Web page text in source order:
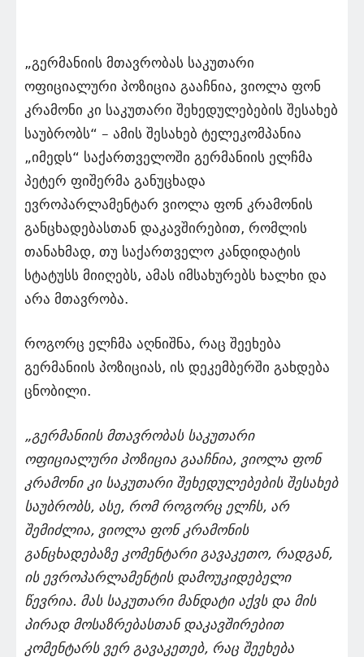
„გერმანიის მთავრობას საკუთარი
ოფიციალური პოზიცია გააჩნია, ვიოლა ფონ
კრამონი კი საკუთარი შეხედულებების შესახებ
საუბრობს“ – ამის შესახებ ტელეკომპანია
„იმედს“ საქართველოში გერმანიის ელჩმა
პეტერ ფიშერმა განუცხადა
ევროპარლამენტარ ვიოლა ფონ კრამონის
განცხადებასთან დაკავშირებით, რომლის
თანახმად, თუ საქართველო კანდიდატის
სტატუსს მიიღებს, ამას იმსახურებს ხალხი და
არა მთავრობა.
როგორც ელჩმა აღნიშნა, რაც შეეხება
გერმანიის პოზიციას, ის დეკემბერში გახდება
ცნობილი.
„გერმანიის მთავრობას საკუთარი
ოფიციალური პოზიცია გააჩნია, ვიოლა ფონ
კრამონი კი საკუთარი შეხედულებების შესახებ
საუბრობს, ასე, რომ როგორც ელჩს, არ
შემიძლია, ვიოლა ფონ კრამონის
განცხადებაზე კომენტარი გავაკეთო, რადგან,
ის ევროპარლამენტის დამოუკიდებელი
წევრია. მას საკუთარი მანდატი აქვს და მის
პირად მოსაზრებასთან დაკავშირებით
კომენტარს ვერ გავაკეთებ, რაც შეეხება